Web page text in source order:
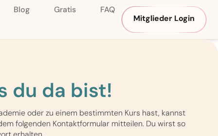
Blog Gratis
FAQ
Mitglieder Login
du da bist!
oder zu einem bestimmten Kurs hast, kannst
folgenden Kontaktformular mitteilen. Du wirst so